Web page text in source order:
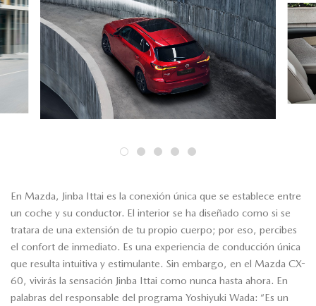
En Mazda, Jinba Ittai es la conexión única que se establece entre
un coche y su conductor. El interior se ha diseñado como si se
tratara de una extensión de tu propio cuerpo; por eso, percibes
el confort de inmediato. Es una experiencia de conducción única
que resulta intuitiva y estimulante. Sin embargo, en el Mazda CX-
60, vivirás la sensación Jinba Ittai como nunca hasta ahora. En
palabras del responsable del programa Yoshiyuki Wada: “Es un